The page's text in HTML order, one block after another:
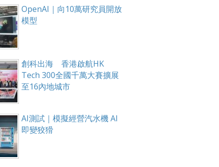
OpenAI｜向10萬研究員開放
模型
創科出海 香港啟航HK
Tech 300全國千萬大賽擴展
至16內地城市
AI測試｜模擬經營汽水機 AI
即變狡猾